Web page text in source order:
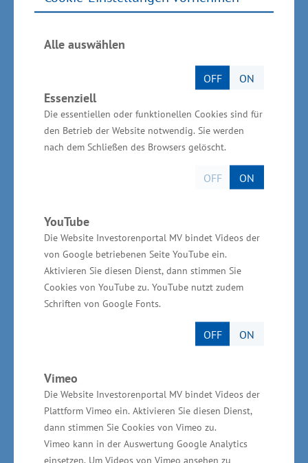
Alle auswählen
OFF ON
Essenziell
Die essentiellen oder funktionellen Cookies sind für
den Betrieb der Website notwendig. Sie werden
nach dem Schließen des Browsers gelöscht.
OFF ON
YouTube
Die Website Investorenportal MV bindet Videos der
von Google betriebenen Seite YouTube ein.
Aktivieren Sie diesen Dienst, dann stimmen Sie
Cookies von YouTube zu. YouTube nutzt zudem
Schriften von Google Fonts.
OFF ON
Vimeo
Die Website Investorenportal MV bindet Videos der
Plattform Vimeo ein. Aktivieren Sie diesen Dienst,
dann stimmen Sie Cookies von Vimeo zu.
Vimeo kann in der Auswertung Google Analytics
einsetzen. Um Videos von Vimeo ansehen zu
Technische Gebäudeausrüstung,
Energien, Wäschereitechnik, Energie- und
Freileitungsbau sowie Gas- und
Wasserrohrleitungsbau.
Handwerk schafft Arbeitsplätze
Handwerksbetriebe mit rund 102.000
Beschäftigten und 5.061 Auszubildenden tätig
und erwirtschaften einen jährlichen Umsatz von
rund neun Milliarden Euro. "Gemessen an den
gesamtwirtschaftlichen Eckdaten können dem
Handwerk in Mecklenburg-Vorpommern etwa
10 Prozent der Bruttowertschöpfung, rund 14
Prozent der Erwerbstätigen und etwa 25
Prozent des Ausbildungsmarktes zugerechnet
werden", sagte Glawe abschließend.